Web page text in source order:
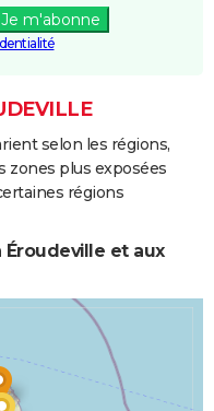
Je m'abonne
selon les régions,
zones plus exposées
régions
Éroudeville et aux